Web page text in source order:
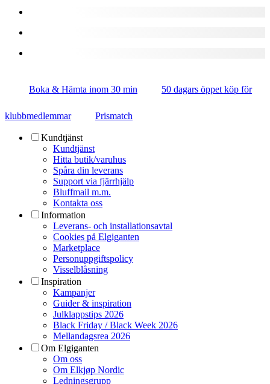
Boka & Hämta inom 30 min 50 dagars öppet köp för
klubbmedlemmar Prismatch
Kundtjänst
Kundtjänst
Hitta butik/varuhus
Spåra din leverans
Support via fjärrhjälp
Bluffmail m.m.
Kontakta oss
Information
Leverans- och installationsavtal
Cookies på Elgiganten
Marketplace
Personuppgiftspolicy
Visselblåsning
Inspiration
Kampanjer
Guider & inspiration
Julklappstips 2026
Black Friday / Black Week 2026
Mellandagsrea 2026
Om Elgiganten
Om oss
Om Elkjøp Nordic
Ledningsgrupp